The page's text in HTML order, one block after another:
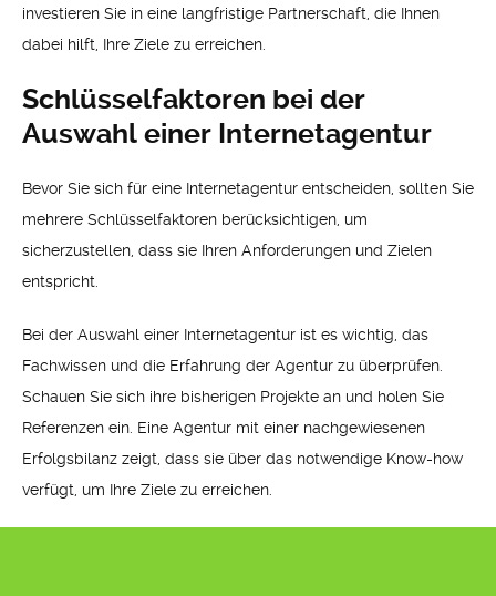
investieren Sie in eine langfristige Partnerschaft, die Ihnen
dabei hilft, Ihre Ziele zu erreichen.
Schlüsselfaktoren bei der
Auswahl einer Internetagentur
Bevor Sie sich für eine Internetagentur entscheiden, sollten Sie
mehrere Schlüsselfaktoren berücksichtigen, um
sicherzustellen, dass sie Ihren Anforderungen und Zielen
entspricht.
Bei der Auswahl einer Internetagentur ist es wichtig, das
Fachwissen und die Erfahrung der Agentur zu überprüfen.
Schauen Sie sich ihre bisherigen Projekte an und holen Sie
Referenzen ein. Eine Agentur mit einer nachgewiesenen
Erfolgsbilanz zeigt, dass sie über das notwendige Know-how
verfügt, um Ihre Ziele zu erreichen.